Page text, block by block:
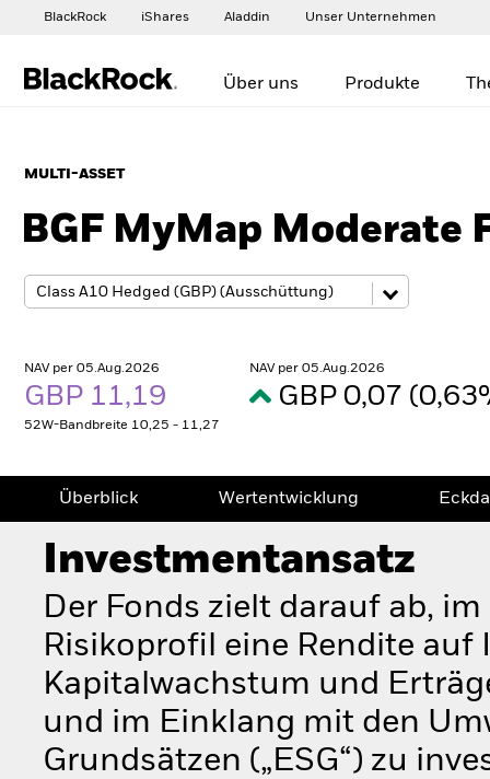
BlackRock iShares Aladdin Unser Unternehmen
Über uns Produkte
MULTI-ASSET
BGF MyMap Moderate
NAV per 05.Aug.2026
GBP 11,19
52W-Bandbreite 10,25 - 11,27
NAV per 05.Aug.2026
GBP 0,07
Überblick Wertentwicklung
Investmentansatz
Der Fonds zielt darauf ab,
Risikoprofil eine Rendite
Kapitalwachstum und
und im Einklang mit den
Grundsätzen („ESG“) zu